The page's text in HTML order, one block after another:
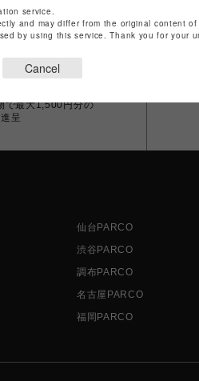
で最大1,500円分の
呈
仙台PARCO
渋谷PARCO
調布PARCO
名古屋PARCO
福岡PARCO
service.
and may differ from the original content
by using this service. Thank you for your
Cancel